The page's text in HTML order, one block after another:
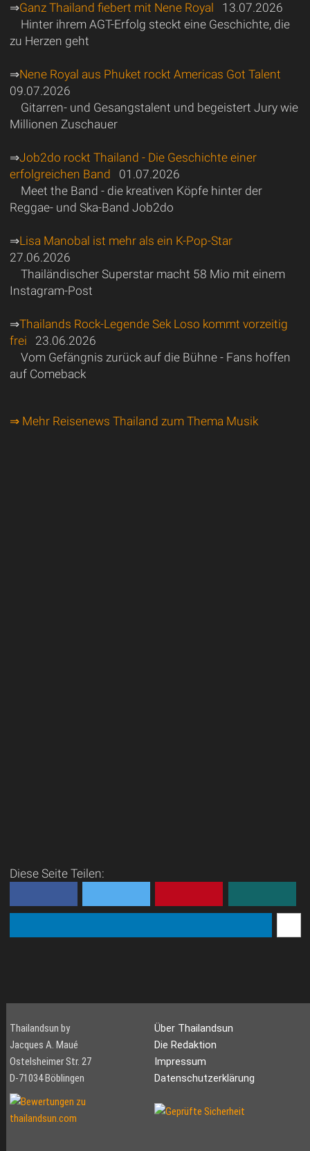
⇒Ganz Thailand fiebert mit Nene Royal
13.07.2026
Hinter ihrem AGT-Erfolg steckt eine Geschichte, die
zu Herzen geht
⇒Nene Royal aus Phuket rockt Americas Got Talent
09.07.2026
Gitarren- und Gesangstalent und begeistert Jury wie
Millionen Zuschauer
⇒Job2do rockt Thailand - Die Geschichte einer
erfolgreichen Band 01.07.2026
Meet the Band - die kreativen Köpfe hinter der
Reggae- und Ska-Band Job2do
⇒Lisa Manobal ist mehr als ein K-Pop-Star
27.06.2026
Thailändischer Superstar macht 58 Mio mit einem
Instagram-Post
⇒Thailands Rock-Legende Sek Loso kommt vorzeitig
frei 23.06.2026
Vom Gefängnis zurück auf die Bühne - Fans hoffen
auf Comeback
⇒ Mehr Reisenews Thailand zum Thema Musik
Diese Seite Teilen:
Thailandsun by
Jacques A. Maué
Ostelsheimer Str. 27
D-71034 Böblingen
Über Thailandsun
Die Redaktion
Impressum
Datenschutzerklärung